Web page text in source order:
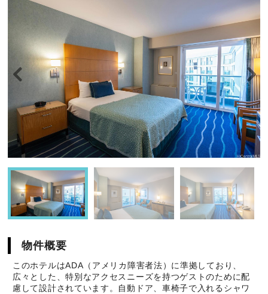
物件概要
このホテルはADA（アメリカ障害者法）に準拠しており、
広々とした、特別なアクセスニーズを持つゲストのために配
慮して設計されています。自動ドア、車椅子で入れるシャワ